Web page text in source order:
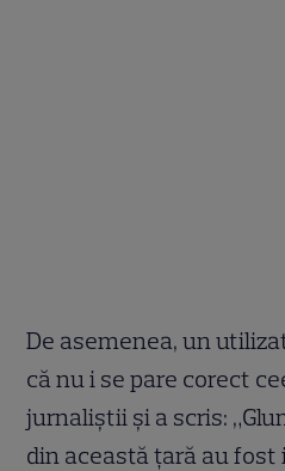
De asemenea, un
că nu i se pare corect
jurnaliștii și a scris:
din această țară au